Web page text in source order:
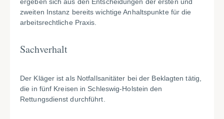
zweiten Instanz bereits wichtige Anhaltspunkte für die
arbeitsrechtliche Praxis.
Sachverhalt
Der Kläger ist als Notfallsanitäter bei der Beklagten tätig,
die in fünf Kreisen in Schleswig-Holstein den
Rettungsdienst durchführt.